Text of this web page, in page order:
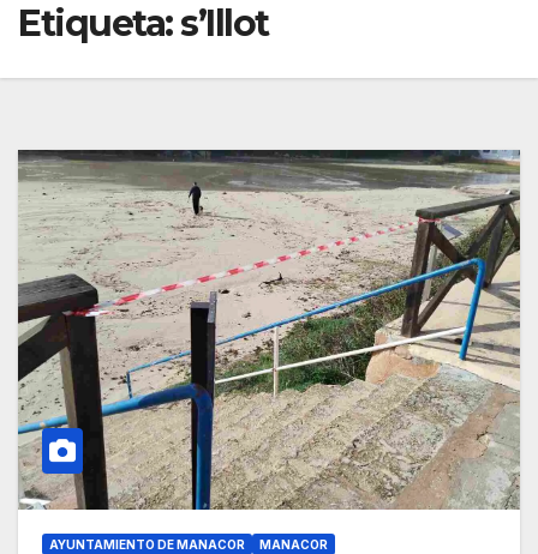
Etiqueta:s’Illot
AYUNTAMIENTO DE MANACOR MANACOR